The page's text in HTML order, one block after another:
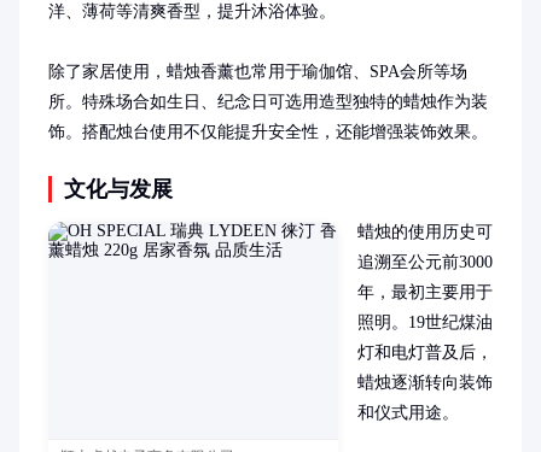
洋、薄荷等清爽香型，提升沐浴体验。
除了家居使用，蜡烛香薰也常用于瑜伽馆、SPA会所等场
所。特殊场合如生日、纪念日可选用造型独特的蜡烛作为装
饰。搭配烛台使用不仅能提升安全性，还能增强装饰效果。
文化与发展
蜡烛的使用历史可
追溯至公元前3000
年，最初主要用于
照明。19世纪煤油
灯和电灯普及后，
蜡烛逐渐转向装饰
和仪式用途。